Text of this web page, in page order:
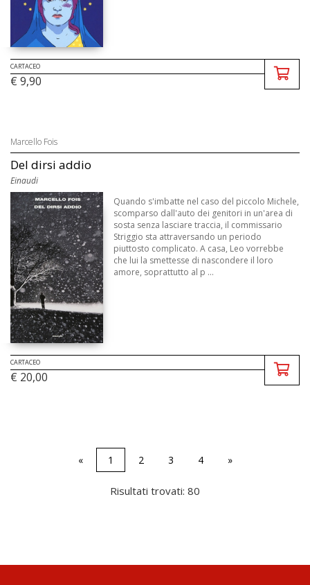
CARTACEO
€ 9,90
Marcello Fois
Del dirsi addio
Einaudi
Quando s'imbatte nel caso del piccolo Michele,
scomparso dall'auto dei genitori in un'area di
sosta senza lasciare traccia, il commissario
Striggio sta attraversando un periodo
piuttosto complicato. A casa, Leo vorrebbe
che lui la smettesse di nascondere il loro
amore, soprattutto al p ...
CARTACEO
€ 20,00
« 1 2 3 4 »
Risultati trovati: 80